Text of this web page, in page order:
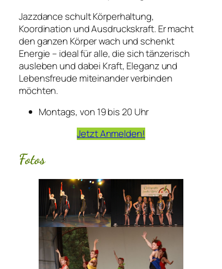
Jazzdance schult Körperhaltung,
Koordination und Ausdruckskraft. Er macht
den ganzen Körper wach und schenkt
Energie – ideal für alle, die sich tänzerisch
ausleben und dabei Kraft, Eleganz und
Lebensfreude miteinander verbinden
möchten.
Montags, von 19 bis 20 Uhr
Jetzt Anmelden!
Fotos